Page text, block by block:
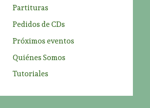
Partituras
Pedidos de CDs
Próximos eventos
Quiénes Somos
Tutoriales